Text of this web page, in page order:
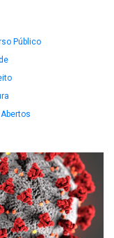
Público